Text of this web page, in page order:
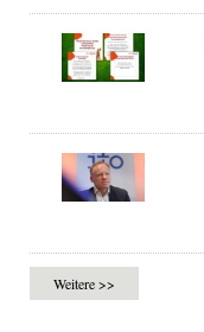
Weitere >>